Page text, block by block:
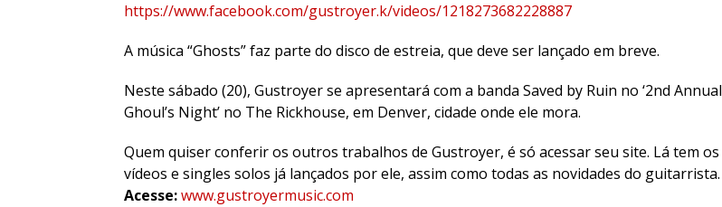
https://www.facebook.com/gustroyer.k/videos/1218273682228887
A música “Ghosts” faz parte do disco de estreia, que deve ser lançado em breve.
Neste sábado (20), Gustroyer se apresentará com a banda Saved by Ruin no ‘2nd Annual
Ghoul’s Night’ no The Rickhouse, em Denver, cidade onde ele mora.
Quem quiser conferir os outros trabalhos de Gustroyer, é só acessar seu site. Lá tem os
vídeos e singles solos já lançados por ele, assim como todas as novidades do guitarrista.
Acesse:www.gustroyermusic.com